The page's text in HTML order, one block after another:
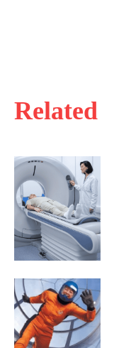
Related